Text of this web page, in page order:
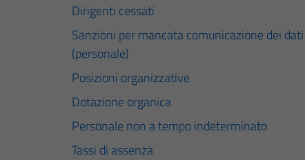
Dirigenti cessati
Sanzioni per mancata comunicazione dei dati
(personale)
Posizioni organizzative
Dotazione organica
Personale non a tempo indeterminato
Tassi di assenza